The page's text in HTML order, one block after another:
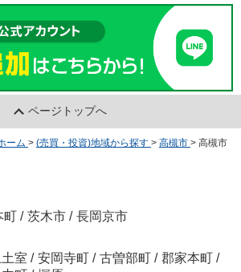
ページトップへ
ーム > (売買・投資)地域から探す > 高槻市 > 高槻市
町 / 茨木市 / 長岡京市
土室 / 安岡寺町 / 古曽部町 / 郡家本町 /